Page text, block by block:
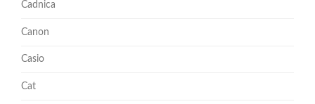
Cadnica
Canon
Casio
Cat